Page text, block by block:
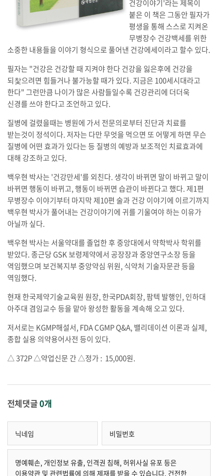
건강이야기'라는 제목이
붙은 이 책은 그동안 필자가
평생을 통해 스스로 지켜온
무병장수 건강백세를 위한
소중한 내용들을 이야기 형식으로 풀어낸 건강에세이라고 할수 있다.
필자는 "건강은 건강할 때 지켜야 한다 건강을 잃은후에 건강을
되찿으려면 힘들거나 불가능할 때가 있다. 지금은 100세시대라고
한다" 그런만큼 나이가 많은 사람들일수록 건강관리에 더더욱
신경를 쓰야 한다고 조언하고 있다.
질병에 걸렸을때는 병원에 가서 전문의로부터 진단과 치료를
받는것이 정석이다. 저자는 다만 무엇을 먹으면 또 어떻게 하면 무슨
질병에 어떤 효과가 있다는 등 질병의 예방과 보조적인 치료효과에
대해 강조하고 있다.
백우현 박사는 '건강만세'를 외친다. 생각이 바뀌면 말이 바뀌고 말이
바뀌면 행동이 바뀌고, 행동이 바뀌면 습관이 바뀐다고 했다. 제1편
무병장수 이야기부터 마지막 제10편 술과 건강 이야기에 이르기까지
백우현 박사가 풀어내는 건강이야기에 귀를 기울여야 하는 이유가
아닐까 싶다.
백우현 박사는 서울약대를 졸업한 후 중앙대에서 약학박사 학위를
받았다. 종근당 GSK 보령제약에서 공장장과 중앙연구소장 등을
역임했으며 보건복지부 중앙약심 위원, 식약처 기술자문관 등을
역임했다.
현재 한국제약기술교육원 원장, 한국PDA회장, 팜텍 발행인, 인하대
아주대 겸임교수 등을 맡아 왕성한 활동을 계속해 오고 있다.
저서로는 KGMP해설서, FDA CGMP Q&A, 밸리데이션 이론과 실제,
종합 실용 의약용어사전 등이 있다.
△ 372P △약업신문 간 △정가 : 15,000원.
전체댓글0개